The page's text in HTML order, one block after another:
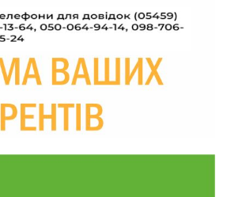
підготовка до зими та
підсумки засідання виконкому
селищної ради
«Нас тримає віра в
повернення додому»